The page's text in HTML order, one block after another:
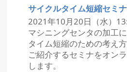
サイクルタイム短縮セミナ
2021年10月20日（水）
マシニングセンタの加工
タイム短縮のための考え
ご紹介するセミナをオン
します。